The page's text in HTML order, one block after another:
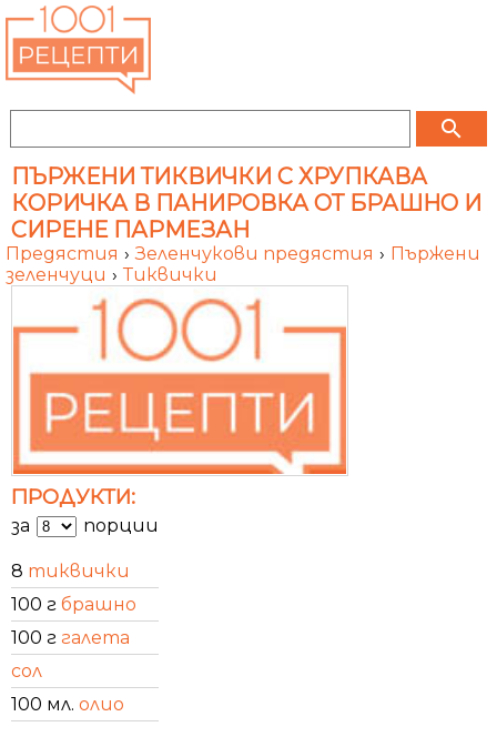
search
ПЪРЖЕНИ ТИКВИЧКИ С ХРУПКАВА
КОРИЧКА В ПАНИРОВКА ОТ БРАШНО И
СИРЕНЕ ПАРМЕЗАН
Предястия › Зеленчукови предястия › Пържени
зеленчуци › Тиквички
ПРОДУКТИ:
за порции
8 тиквички
100 г брашно
100 г галета
сол
100 мл. олио